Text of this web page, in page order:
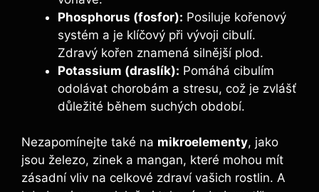
Phosphorus (fosfor): Posiluje kořenový
systém a je klíčový ‍při vývoji⁣ cibulí.⁣
Zdravý kořen znamená ‍silnější plod.
Potassium (draslík): Pomáhá cibulím
odolávat chorobám a⁣ stresu, což je zvlášť
důležité během​ suchých ​období.
Nezapomínejte také na mikroelementy, jako
⁣jsou železo, zinek a mangan, které mohou ‌mít
zásadní vliv na celkové zdraví vašich rostlin. A